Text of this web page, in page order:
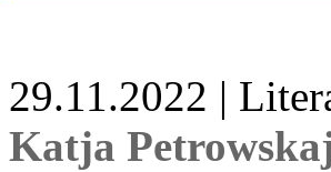
29.11.2022 |
Katja